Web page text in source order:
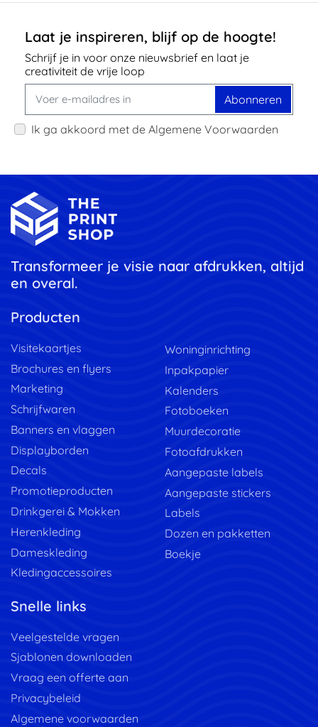
Laat je inspireren, blijf op de hoogte!
Schrijf je in voor onze nieuwsbrief en laat je
creativiteit de vrije loop
Abonneren
Ik ga akkoord met de Algemene Voorwaarden
Transformeer je visie naar afdrukken, altijd
en overal.
Producten
Visitekaartjes
Brochures en flyers
Marketing
Schrijfwaren
Banners en vlaggen
Displayborden
Decals
Promotieproducten
Drinkgerei & Mokken
Herenkleding
Dameskleding
Kledingaccessoires
Woninginrichting
Inpakpapier
Kalenders
Fotoboeken
Muurdecoratie
Fotoafdrukken
Aangepaste labels
Aangepaste stickers
Labels
Dozen en pakketten
Boekje
Snelle links
Veelgestelde vragen
Sjablonen downloaden
Vraag een offerte aan
Privacybeleid
Algemene voorwaarden